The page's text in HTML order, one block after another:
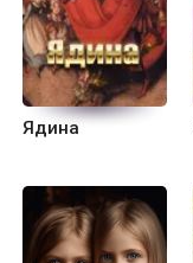
Ядина